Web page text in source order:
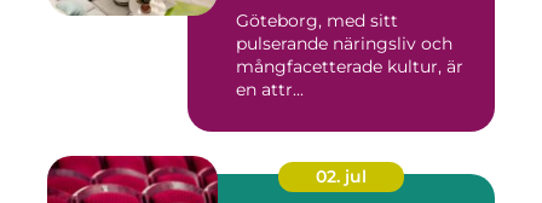
Göteborg, med sitt
pulserande näringsliv och
mångfacetterade kultur, är
en attr...
02. jul